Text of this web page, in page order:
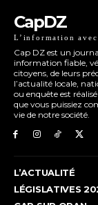
CapDZ
L’information
Cap DZ est un
information fiable,
citoyens, de leurs
l’actualité locale,
ou enquête est
que vous puissiez
vie de notre société.
L’ACTUALITÉ
LÉGISLATIVES